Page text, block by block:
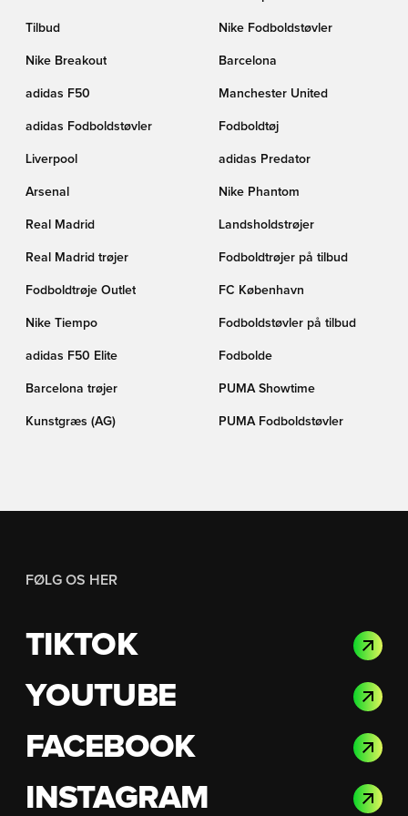
Tilbud Nike Fodboldstøvler
Nike Breakout Barcelona
adidas F50 Manchester United
adidas Fodboldstøvler Fodboldtøj
Liverpool adidas Predator
Arsenal Nike Phantom
Real Madrid Landsholdstrøjer
Real Madrid trøjer Fodboldtrøjer på tilbud
Fodboldtrøje Outlet FC København
Nike Tiempo Fodboldstøvler på tilbud
adidas F50 Elite Fodbolde
Barcelona trøjer PUMA Showtime
Kunstgræs (AG) PUMA Fodboldstøvler
FØLG OS HER
TIKTOK
YOUTUBE
FACEBOOK
INSTAGRAM